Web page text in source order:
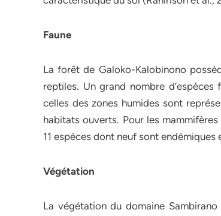
Faune
La forêt de Galoko-Kalobinono
reptiles. Un grand nombre
celles des zones humides sont
habitats ouverts. Pour les
11 espèces dont neuf sont
Végétation
La végétation du domaine